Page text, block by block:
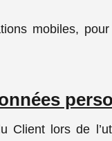
mobiles,
Client lors de